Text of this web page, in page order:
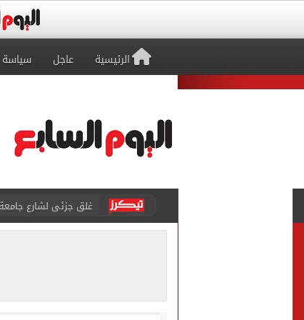
الرئيسية عاجل سياسة
عمرو دياب يدخل موسوعة
إغلاق طريق مصر أسوان
الاستعلامات تفند